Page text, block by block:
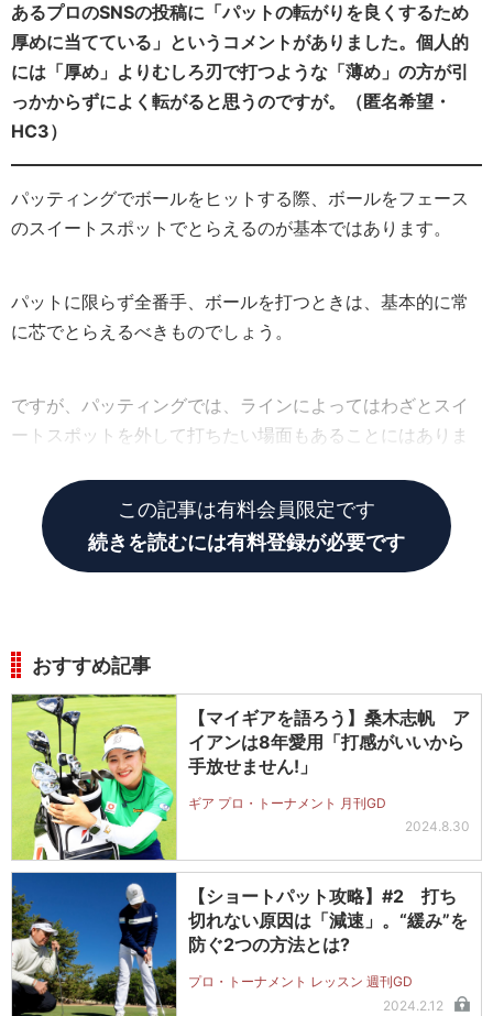
あるプロのSNSの投稿に「パットの転がりを良くするため
厚めに当てている」というコメントがありました。個人的
には「厚め」よりむしろ刃で打つような「薄め」の方が引
っかからずによく転がると思うのですが。（匿名希望・
HC3）
パッティングでボールをヒットする際、ボールをフェース
のスイートスポットでとらえるのが基本ではあります。
パットに限らず全番手、ボールを打つときは、基本的に常
に芯でとらえるべきものでしょう。
ですが、パッティングでは、ラインによってはわざとスイ
ートスポットを外して打ちたい場面もあることにはありま
この記事は有料会員限定です
続きを読むには有料登録が必要です
おすすめ記事
【マイギアを語ろう】桑木志帆 ア
イアンは8年愛用「打感がいいから
手放せません!」
ギア プロ・トーナメント 月刊GD
2024.8.30
【ショートパット攻略】#2 打ち
切れない原因は「減速」。“緩み”を
防ぐ2つの方法とは?
プロ・トーナメント レッスン 週刊GD
2024.2.12